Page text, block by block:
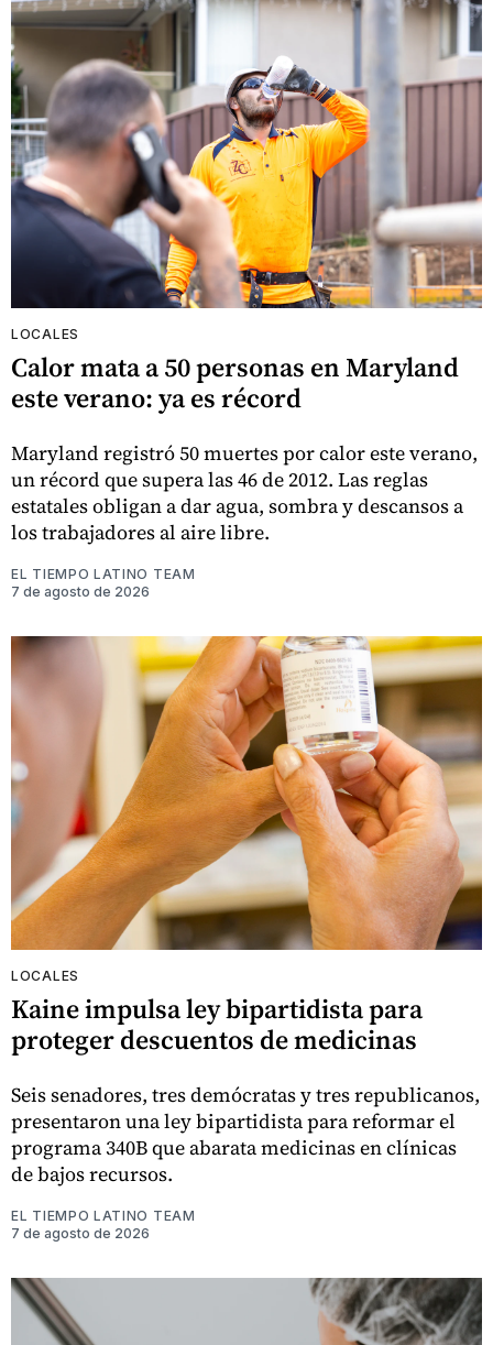
LOCALES
Calor mata a 50 personas en Maryland
este verano: ya es récord
Maryland registró 50 muertes por calor este verano,
un récord que supera las 46 de 2012. Las reglas
estatales obligan a dar agua, sombra y descansos a
los trabajadores al aire libre.
EL TIEMPO LATINO TEAM
7 de agosto de 2026
LOCALES
Kaine impulsa ley bipartidista para
proteger descuentos de medicinas
Seis senadores, tres demócratas y tres republicanos,
presentaron una ley bipartidista para reformar el
programa 340B que abarata medicinas en clínicas
de bajos recursos.
EL TIEMPO LATINO TEAM
7 de agosto de 2026